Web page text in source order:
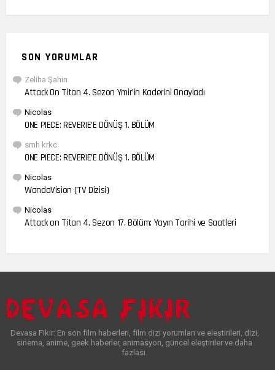
SON YORUMLAR
Zeliha Şahin
Attack On Titan 4. Sezon Ymir’in Kaderini Onayladı
Nicolas
ONE PIECE: REVERIE’E DÖNÜŞ 1. BÖLÜM
smh krkc
ONE PIECE: REVERIE’E DÖNÜŞ 1. BÖLÜM
Nicolas
WandaVision (TV Dizisi)
Nicolas
Attack on Titan 4. Sezon 17. Bölüm: Yayın Tarihi ve Saatleri
Devasa Fikir: En son film haberleri, film dizi yorumları ve eleştirileri, dizi,
sinema, anime, geek haberler, animasyon, güncel eleştiriler ve daha
fazlası.